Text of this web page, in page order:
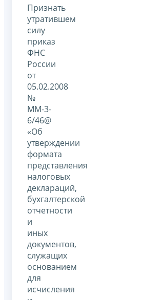
Признать
утратившем
силу
приказ
ФНС
России
от
05.02.2008
№
ММ-3-
6/46@
«Об
утверждении
формата
представления
налоговых
деклараций,
бухгалтерской
отчетности
и
иных
документов,
служащих
основанием
для
исчисления